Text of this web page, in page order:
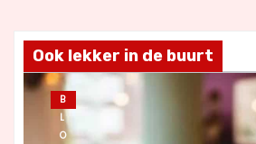
Ook lekker in de buurt
B
L
O